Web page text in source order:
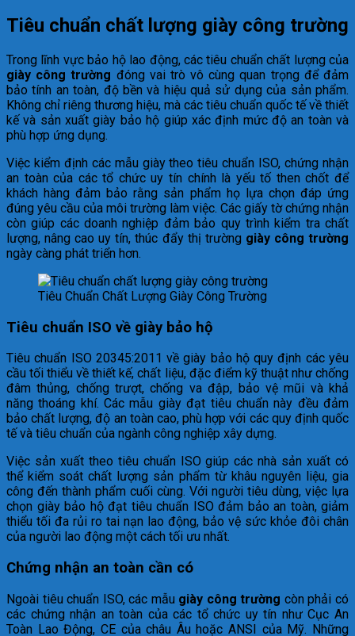
Tiêu chuẩn chất lượng giày công trường
Trong lĩnh vực bảo hộ lao động, các tiêu chuẩn chất lượng của
giày công trường đóng vai trò vô cùng quan trọng để đảm
bảo tính an toàn, độ bền và hiệu quả sử dụng của sản phẩm.
Không chỉ riêng thương hiệu, mà các tiêu chuẩn quốc tế về thiết
kế và sản xuất giày bảo hộ giúp xác định mức độ an toàn và
phù hợp ứng dụng.
Việc kiểm định các mẫu giày theo tiêu chuẩn ISO, chứng nhận
an toàn của các tổ chức uy tín chính là yếu tố then chốt để
khách hàng đảm bảo rằng sản phẩm họ lựa chọn đáp ứng
đúng yêu cầu của môi trường làm việc. Các giấy tờ chứng nhận
còn giúp các doanh nghiệp đảm bảo quy trình kiểm tra chất
lượng, nâng cao uy tín, thúc đẩy thị trường giày công trường
ngày càng phát triển hơn.
Tiêu Chuẩn Chất Lượng Giày Công Trường
Tiêu chuẩn ISO về giày bảo hộ
Tiêu chuẩn ISO 20345:2011 về giày bảo hộ quy định các yêu
cầu tối thiểu về thiết kế, chất liệu, đặc điểm kỹ thuật như chống
đâm thủng, chống trượt, chống va đập, bảo vệ mũi và khả
năng thoáng khí. Các mẫu giày đạt tiêu chuẩn này đều đảm
bảo chất lượng, độ an toàn cao, phù hợp với các quy định quốc
tế và tiêu chuẩn của ngành công nghiệp xây dựng.
Việc sản xuất theo tiêu chuẩn ISO giúp các nhà sản xuất có
thể kiểm soát chất lượng sản phẩm từ khâu nguyên liệu, gia
công đến thành phẩm cuối cùng. Với người tiêu dùng, việc lựa
chọn giày bảo hộ đạt tiêu chuẩn ISO đảm bảo an toàn, giảm
thiểu tối đa rủi ro tai nạn lao động, bảo vệ sức khỏe đôi chân
của người lao động một cách tối ưu nhất.
Chứng nhận an toàn cần có
Ngoài tiêu chuẩn ISO, các mẫu giày công trường còn phải có
các chứng nhận an toàn của các tổ chức uy tín như Cục An
Toàn Lao Động, CE của châu Âu hoặc ANSI của Mỹ. Những